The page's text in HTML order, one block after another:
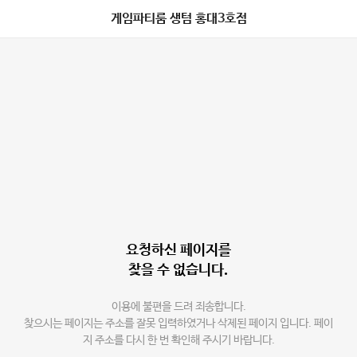
게임파티룸 생텀 홍대3호점
요청하신 페이지를
찾을 수 없습니다.
이용에 불편을 드려 죄송합니다.
찾으시는 페이지는 주소를 잘못 입력하였거나 삭제된 페이지 입니다. 페이
지 주소를 다시 한 번 확인해 주시기 바랍니다.